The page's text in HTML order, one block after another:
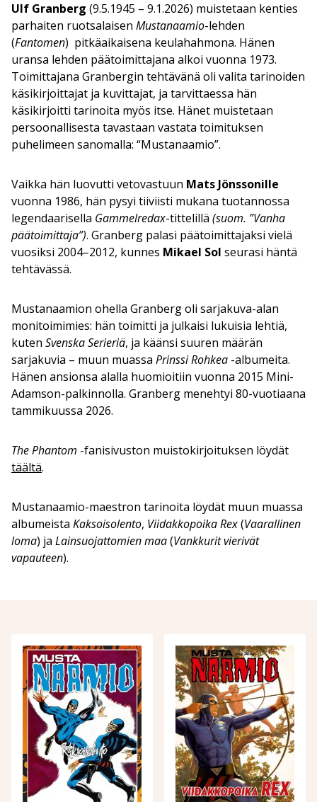
Ulf Granberg (9.5.1945 – 9.1.2026) muistetaan kenties
parhaiten ruotsalaisen Mustanaamio-lehden
(Fantomen) pitkäaikaisena keulahahmona. Hänen
uransa lehden päätoimittajana alkoi vuonna 1973.
Toimittajana Granbergin tehtävänä oli valita tarinoiden
käsikirjoittajat ja kuvittajat, ja tarvittaessa hän
käsikirjoitti tarinoita myös itse. Hänet muistetaan
persoonallisesta tavastaan vastata toimituksen
puhelimeen sanomalla: “Mustanaamio”.
Vaikka hän luovutti vetovastuun Mats Jönssonille
vuonna 1986, hän pysyi tiiviisti mukana tuotannossa
legendaarisella Gammelredax-tittelillä (suom. ”Vanha
päätoimittaja”). Granberg palasi päätoimittajaksi vielä
vuosiksi 2004–2012, kunnes Mikael Sol seurasi häntä
tehtävässä.
Mustanaamion ohella Granberg oli sarjakuva-alan
monitoimimies: hän toimitti ja julkaisi lukuisia lehtiä,
kuten Svenska Serieriä, ja käänsi suuren määrän
sarjakuvia – muun muassa Prinssi Rohkea -albumeita.
Hänen ansionsa alalla huomioitiin vuonna 2015 Mini-
Adamson-palkinnolla. Granberg menehtyi 80-vuotiaana
tammikuussa 2026.
The Phantom -fanisivuston muistokirjoituksen löydät
täältä.
Mustanaamio-maestron tarinoita löydät muun muassa
albumeista Kaksoisolento, Viidakkopoika Rex(Vaarallinen
loma) ja Lainsuojattomien maa(Vankkurit vierivät
vapauteen).